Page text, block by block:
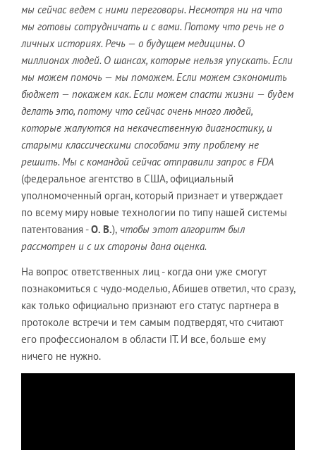
мы сейчас ведем с ними переговоры. Несмотря ни на что
мы готовы сотрудничать и с вами. Потому что речь не о
личных историях. Речь — о будущем медицины. О
миллионах людей. О шансах, которые нельзя упускать. Если
мы можем помочь — мы поможем. Если можем сэкономить
бюджет — покажем как. Если можем спасти жизни — будем
делать это, потому что сейчас очень много людей,
которые жалуются на некачественную диагностику, и
старыми классическими способами эту проблему не
решить. Мы с командой сейчас отправили запрос в FDA
(федеральное агентство в США, официальный
уполномоченный орган, который признает и утверждает
по всему миру новые технологии по типу нашей системы
патентования -О. В.), чтобы этот алгоритм был
рассмотрен и с их стороны дана оценка.
На вопрос ответственных лиц - когда они уже смогут
познакомиться с чудо-моделью, Абишев ответил, что сразу,
как только официально признают его статус партнера в
протоколе встречи и тем самым подтвердят, что считают
его профессионалом в области IT. И все, больше ему
ничего не нужно.